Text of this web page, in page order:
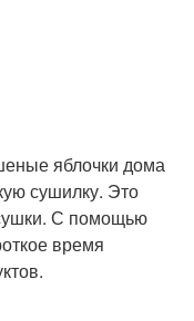
яблочки дома
сушилку. Это
С помощью
время